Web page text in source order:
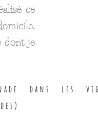
ce
dont je
dans les